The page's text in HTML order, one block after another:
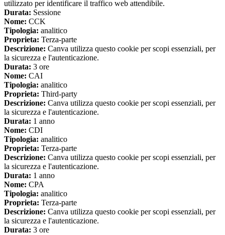
utilizzato per identificare il traffico web attendibile.
Durata: Sessione
Nome: CCK
Tipologia: analitico
Proprieta: Terza-parte
Descrizione: Canva utilizza questo cookie per scopi essenziali, per
la sicurezza e l'autenticazione.
Durata: 3 ore
Nome: CAI
Tipologia: analitico
Proprieta: Third-party
Descrizione: Canva utilizza questo cookie per scopi essenziali, per
la sicurezza e l'autenticazione.
Durata: 1 anno
Nome: CDI
Tipologia: analitico
Proprieta: Terza-parte
Descrizione: Canva utilizza questo cookie per scopi essenziali, per
la sicurezza e l'autenticazione.
Durata: 1 anno
Nome: CPA
Tipologia: analitico
Proprieta: Terza-parte
Descrizione: Canva utilizza questo cookie per scopi essenziali, per
la sicurezza e l'autenticazione.
Durata: 3 ore